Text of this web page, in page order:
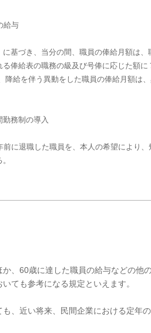
給与
基づき、当分の間、職員の俸給月額は
俸給表の職務の級及び号俸に応じた額に
降給を伴う異動をした職員の俸給月額は
勤務制の導入
前に退職した職員を、本人の希望により
、60歳に達した職員の給与などの他
ても参考になる規定といえます。
、近い将来、民間企業における定年